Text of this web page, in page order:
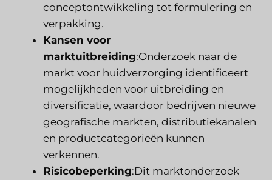
conceptontwikkeling tot formulering en
verpakking.
Kansen voor
marktuitbreiding:Onderzoek naar de
markt voor huidverzorging identificeert
mogelijkheden voor uitbreiding en
diversificatie, waardoor bedrijven nieuwe
geografische markten, distributiekanalen
en productcategorieën kunnen
verkennen.
Risicobeperking:Dit marktonderzoek